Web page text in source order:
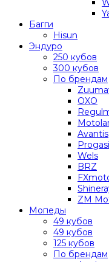
Багги
Hisun
Эндуро
250 кубов
300 кубов
По брендам
OXO
Avantis
Progasi
Wels
BRZ
ZM
Мопеды
49 кубов
49 кубов
125 кубов
По брендам